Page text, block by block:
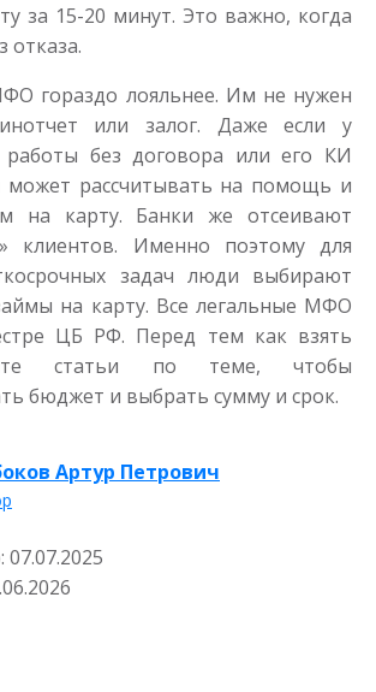
за 15-20 минут. Это важно, когда
отказа.
гораздо лояльнее. Им не нужен
или залог. Даже если у
работы без договора или его КИ
может рассчитывать на помощь и
на карту. Банки же отсеивают
клиентов. Именно поэтому для
задач люди выбирают
на карту. Все легальные МФО
ЦБ РФ. Перед тем как взять
статьи по теме, чтобы
бюджет и выбрать сумму и срок.
Артур Петрович
07.07.2025